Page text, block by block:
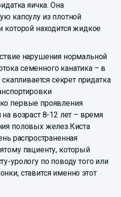
яичка. Она
капсулу из плотной
которой находится жидкое
нарушения нормальной
семенного канатика – в
секрет придатка
первые проявления
на возраст 8-12 лет – время
половых желез.Киста
распространенная
пациенту, который
урологу по поводу того или
ставится именно этот